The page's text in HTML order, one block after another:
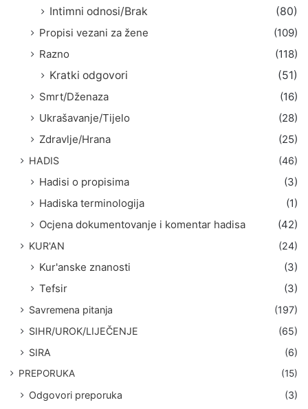
Intimni odnosi/Brak
(80)
Propisi vezani za žene
(109)
Razno
(118)
Kratki odgovori
(51)
Smrt/Dženaza
(16)
Ukrašavanje/Tijelo
(28)
Zdravlje/Hrana
(25)
HADIS (46)
Hadisi o propisima
(3)
Hadiska terminologija
(1)
Ocjena dokumentovanje i komentar hadisa
(42)
KUR'AN (24)
Kur'anske znanosti
(3)
Tefsir
(3)
Savremena pitanja
(197)
SIHR/UROK/LIJEČENJE
(65)
SIRA
(6)
PREPORUKA (15)
Odgovori preporuka
(3)